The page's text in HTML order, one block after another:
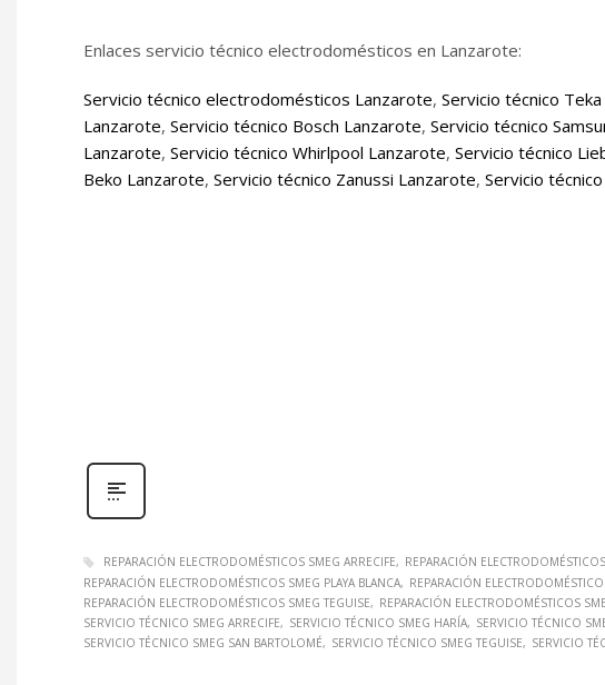
Enlaces servicio técnico electrodomésticos en Lanzarote:
Servicio técnico electrodomésticos Lanzarote, Servicio técnico
Lanzarote, Servicio técnico Bosch Lanzarote, Servicio técnico
Lanzarote, Servicio técnico Whirlpool Lanzarote, Servicio técnico
Beko Lanzarote, Servicio técnico Zanussi Lanzarote, Servicio
REPARACIÓN ELECTRODOMÉSTICOS SMEG ARRECIFE REPARACIÓN
REPARACIÓN ELECTRODOMÉSTICOS SMEG PLAYA BLANCA
REPARACIÓN
REPARACIÓN ELECTRODOMÉSTICOS SMEG TEGUISE
REPARACIÓN ELECTRODOMÉSTICOS
SERVICIO TÉCNICO SMEG ARRECIFE
SERVICIO TÉCNICO SMEG HARÍA SERVICIO TÉCNICO
SERVICIO TÉCNICO SMEG SAN BARTOLOMÉ
SERVICIO TÉCNICO SMEG TEGUISE SERVICIO